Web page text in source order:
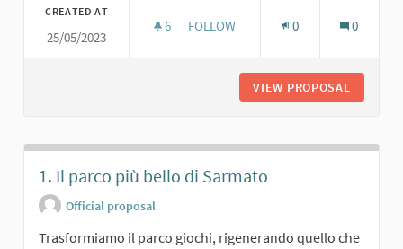
CREATED AT
25/05/2023
6 6 FOLLOWERS
FOLLOW 0 0
VIEW PROPOSAL
1. Il parco più bello di Sarmato
Official proposal
Trasformiamo il parco giochi, rigenerando quello che